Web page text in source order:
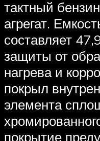
тактный
агрегат.
составляет
защиты от
нагрева и
покрыл
элемента
покрытие